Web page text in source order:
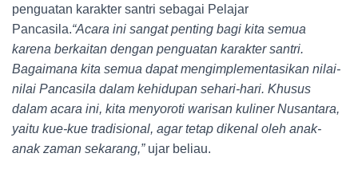
penguatan karakter santri sebagai Pelajar
Pancasila.“Acara ini sangat penting bagi kita semua
karena berkaitan dengan penguatan karakter santri.
Bagaimana kita semua dapat mengimplementasikan nilai-
nilai Pancasila dalam kehidupan sehari-hari. Khusus
dalam acara ini, kita menyoroti warisan kuliner Nusantara,
yaitu kue-kue tradisional, agar tetap dikenal oleh anak-
anak zaman sekarang,”ujar beliau.